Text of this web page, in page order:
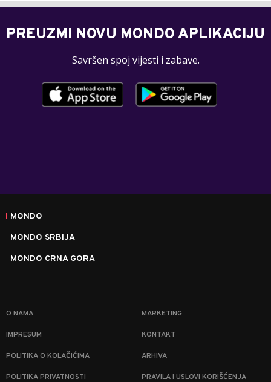
PREUZMI NOVU MONDO APLIKACIJU
Savršen spoj vijesti i zabave.
MONDO
MONDO SRBIJA
MONDO CRNA GORA
O NAMA MARKETING
IMPRESUM KONTAKT
POLITIKA O KOLAČIĆIMA ARHIVA
POLITIKA PRIVATNOSTI PRAVILA I USLOVI KORIŠĆENJA